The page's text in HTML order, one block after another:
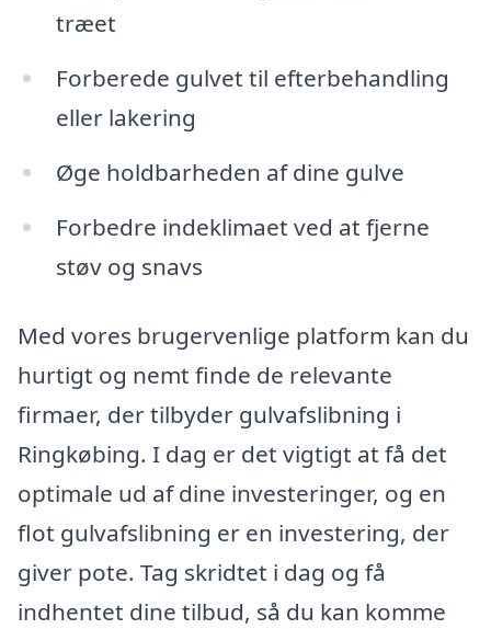
træet
Forberede gulvet til efterbehandling
eller lakering
Øge holdbarheden af dine gulve
Forbedre indeklimaet ved at fjerne
støv og snavs
Med vores brugervenlige platform kan du
hurtigt og nemt finde de relevante
firmaer, der tilbyder gulvafslibning i
Ringkøbing. I dag er det vigtigt at få det
optimale ud af dine investeringer, og en
flot gulvafslibning er en investering, der
giver pote. Tag skridtet i dag og få
indhentet dine tilbud, så du kan komme